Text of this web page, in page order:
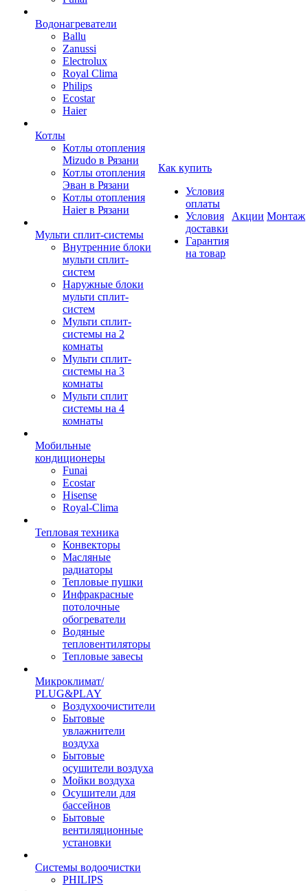
Водонагреватели
Ballu
Zanussi
Electrolux
Royal Clima
Philips
Ecostar
Haier
Котлы
Котлы отопления
Mizudo в Рязани
Котлы отопления
Эван в Рязани
Котлы отопления
Haier в Рязани
Мульти сплит-системы
Внутренние блоки
мульти сплит-
систем
Наружные блоки
мульти сплит-
систем
Мульти сплит-
системы на 2
комнаты
Мульти сплит-
системы на 3
комнаты
Мульти сплит
системы на 4
комнаты
Мобильные
кондиционеры
Funai
Ecostar
Hisense
Royal-Clima
Тепловая техника
Конвекторы
Масляные
радиаторы
Тепловые пушки
Инфракрасные
потолочные
обогреватели
Водяные
тепловентиляторы
Тепловые завесы
Микроклимат/
PLUG&PLAY
Воздухоочистители
Бытовые
увлажнители
воздуха
Бытовые
осушители воздуха
Мойки воздуха
Осушители для
бассейнов
Бытовые
вентиляционные
установки
Системы водоочистки
PHILIPS
Как купить
Условия
оплаты
Условия
доставки
Гарантия
на товар
Акции Монтаж